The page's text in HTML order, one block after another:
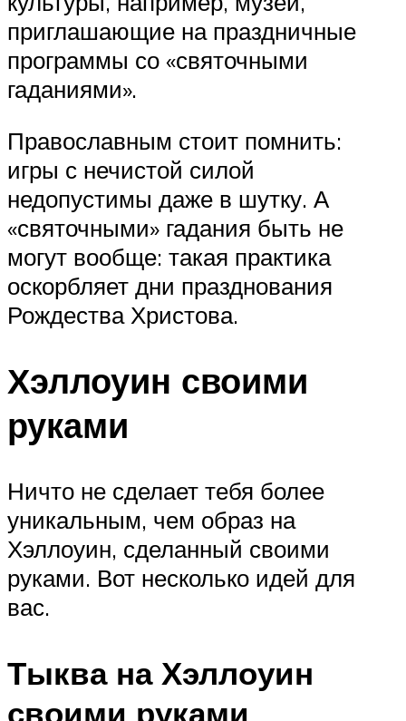
приглашающие на праздничные
программы со «святочными
гаданиями».
Православным стоит помнить:
игры с нечистой силой
недопустимы даже в шутку. А
«святочными» гадания быть не
могут вообще: такая практика
оскорбляет дни празднования
Рождества Христова.
Хэллоуин своими
руками
Ничто не сделает тебя более
уникальным, чем образ на
Хэллоуин, сделанный своими
руками. Вот несколько идей для
вас.
Тыква на Хэллоуин